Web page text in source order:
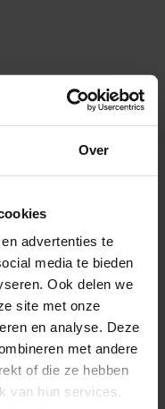
Over
advertenties te
media te bieden
Ook delen we
site met onze
en analyse. Deze
met andere
of die ze hebben
van hun services.